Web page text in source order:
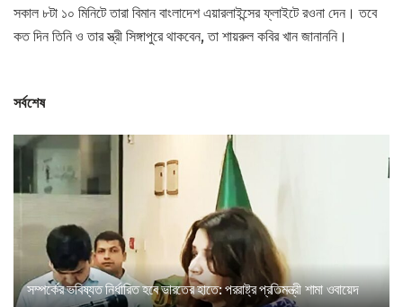
সকাল ৮টা ১০ মিনিটে তারা বিমান বাংলাদেশ এয়ারলাইন্সের ফ্লাইটে রওনা দেন। তবে
কত দিন তিনি ও তার স্ত্রী সিঙ্গাপুরে থাকবেন, তা শায়রুল কবির খান জানাননি।
সর্বশেষ
সম্পর্কের ভবিষ্যত নির্ধারিত হবে ভারতের হাতে: পররাষ্ট্র প্রতিমন্ত্রী শামা ওবায়েদ